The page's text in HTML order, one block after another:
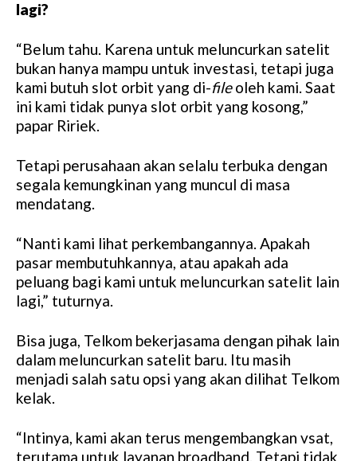
lagi?
“Belum tahu. Karena untuk meluncurkan satelit
bukan hanya mampu untuk investasi, tetapi juga
kami butuh slot orbit yang di-fileoleh kami. Saat
ini kami tidak punya slot orbit yang kosong,”
papar Ririek.
Tetapi perusahaan akan selalu terbuka dengan
segala kemungkinan yang muncul di masa
mendatang.
“Nanti kami lihat perkembangannya. Apakah
pasar membutuhkannya, atau apakah ada
peluang bagi kami untuk meluncurkan satelit lain
lagi,” tuturnya.
Bisa juga, Telkom bekerjasama dengan pihak lain
dalam meluncurkan satelit baru. Itu masih
menjadi salah satu opsi yang akan dilihat Telkom
kelak.
“Intinya, kami akan terus mengembangkan vsat,
terutama untuk layanan broadband. Tetapi tidak